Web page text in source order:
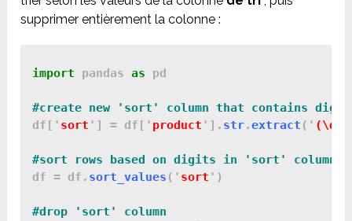
supprimer entièrement la colonne :
import pandas as pd
df[' sort '] = df[' product ']. str.extract (' (\d+)
df = df. sort_values (' sort ')